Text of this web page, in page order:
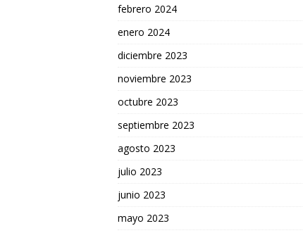
febrero 2024
enero 2024
diciembre 2023
noviembre 2023
octubre 2023
septiembre 2023
agosto 2023
julio 2023
junio 2023
mayo 2023